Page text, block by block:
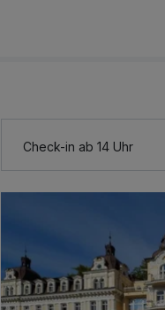
Check-in ab 14 Uhr